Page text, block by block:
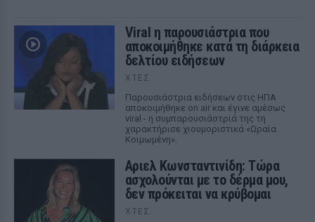
Viral η παρουσιάστρια που
αποκοιμήθηκε κατά τη διάρκεια
δελτίου ειδήσεων
ΧΤΕΣ
Παρουσιάστρια ειδήσεων στις ΗΠΑ
αποκοιμήθηκε on air και έγινε αμέσως
viral - η συμπαρουσιάστριά της τη
χαρακτήρισε χιουμοριστικά «Ωραία
Κοιμωμένη».
Αριελ Κωνσταντινίδη: Τώρα
ασχολούνται με το δέρμα μου,
δεν πρόκειται να κρύβομαι
ΧΤΕΣ